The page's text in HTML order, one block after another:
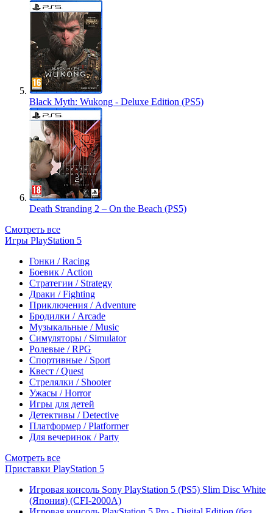
Black Myth: Wukong - Deluxe Edition (PS5)
Death Stranding 2 – On the Beach (PS5)
Смотреть все
Игры PlayStation 5
Гонки / Racing
Боевик / Action
Стратегии / Strategy
Драки / Fighting
Приключения / Adventure
Бродилки / Arcade
Музыкальные / Music
Симуляторы / Simulator
Ролевые / RPG
Спортивные / Sport
Квест / Quest
Стрелялки / Shooter
Ужасы / Horror
Игры для детей
Детективы / Detective
Платформер / Platformer
Для вечеринок / Party
Смотреть все
Приставки PlayStation 5
Игровая консоль Sony PlayStation 5 (PS5) Slim Disc White
(Япония) (CFI-2000A)